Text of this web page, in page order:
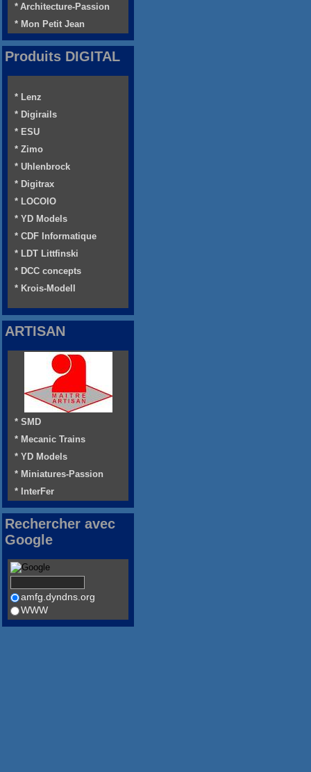
* Architecture-Passion
* Mon Petit Jean
Produits DIGITAL
* Lenz
* Digirails
* ESU
* Zimo
* Uhlenbrock
* Digitrax
* LOCOIO
* YD Models
* CDF Informatique
* LDT Littfinski
* DCC concepts
* Krois-Modell
ARTISAN
* SMD
* Mecanic Trains
* YD Models
* Miniatures-Passion
* InterFer
Rechercher avec
Google
amfg.dyndns.org
WWW